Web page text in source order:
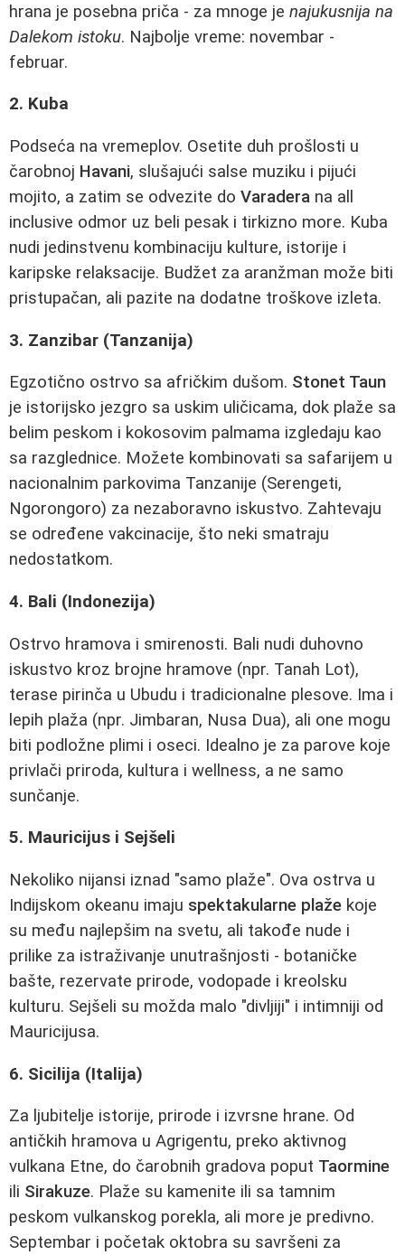
hrana je posebna priča - za mnoge je najukusnija na
Dalekom istoku. Najbolje vreme: novembar -
februar.
2. Kuba
Podseća na vremeplov. Osetite duh prošlosti u
čarobnoj Havani, slušajući salse muziku i pijući
mojito, a zatim se odvezite do Varadera na all
inclusive odmor uz beli pesak i tirkizno more. Kuba
nudi jedinstvenu kombinaciju kulture, istorije i
karipske relaksacije. Budžet za aranžman može biti
pristupačan, ali pazite na dodatne troškove izleta.
3. Zanzibar (Tanzanija)
Egzotično ostrvo sa afričkim dušom. Stonet Taun
je istorijsko jezgro sa uskim uličicama, dok plaže sa
belim peskom i kokosovim palmama izgledaju kao
sa razglednice. Možete kombinovati sa safarijem u
nacionalnim parkovima Tanzanije (Serengeti,
Ngorongoro) za nezaboravno iskustvo. Zahtevaju
se određene vakcinacije, što neki smatraju
nedostatkom.
4. Bali (Indonezija)
Ostrvo hramova i smirenosti. Bali nudi duhovno
iskustvo kroz brojne hramove (npr. Tanah Lot),
terase pirinča u Ubudu i tradicionalne plesove. Ima i
lepih plaža (npr. Jimbaran, Nusa Dua), ali one mogu
biti podložne plimi i oseci. Idealno je za parove koje
privlači priroda, kultura i wellness, a ne samo
sunčanje.
5. Mauricijus i Sejšeli
Nekoliko nijansi iznad "samo plaže". Ova ostrva u
Indijskom okeanu imaju spektakularne plaže koje
su među najlepšim na svetu, ali takođe nude i
prilike za istraživanje unutrašnjosti - botaničke
bašte, rezervate prirode, vodopade i kreolsku
kulturu. Sejšeli su možda malo "divljiji" i intimniji od
Mauricijusa.
6. Sicilija (Italija)
Za ljubitelje istorije, prirode i izvrsne hrane. Od
antičkih hramova u Agrigentu, preko aktivnog
vulkana Etnе, do čarobnih gradova poput Taormine
ili Sirakuze. Plaže su kamenite ili sa tamnim
peskom vulkanskog porekla, ali more je predivno.
Septembar i početak oktobra su savršeni za